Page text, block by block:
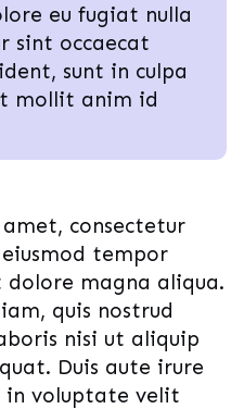
eu fugiat nulla
sint occaecat
sunt in culpa
mollit anim id
consectetur
tempor
magna aliqua.
quis nostrud
nisi ut aliquip
Duis aute irure
in voluptate velit